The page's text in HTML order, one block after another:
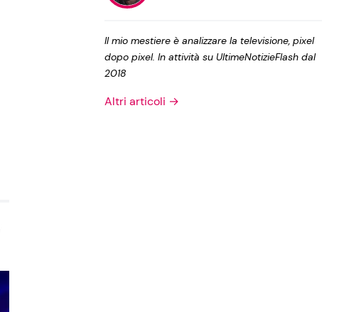
Privacy Policy
Il mio mestiere è analizzare la televisione, pixel
dopo pixel. In attività su UltimeNotizieFlash dal
2018
Altri articoli →